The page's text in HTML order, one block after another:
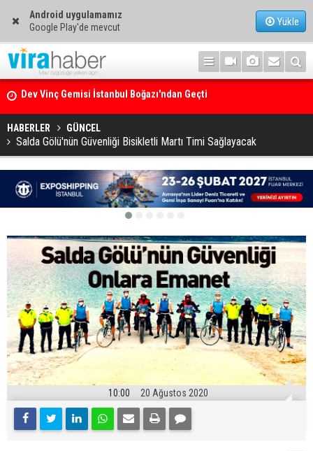
Android uygulamamız
Google Play'de mevcut
Yükle
Ege Denizi’nin En Büyük Mercan Ormanı
HABERLER GÜNCEL
Salda Gölü'nün Güvenliği Bisikletli Martı Timi Sağlayacak
10:00 20 Ağustos 2020